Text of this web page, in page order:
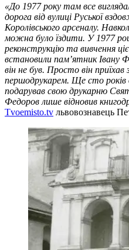
«До 1977 року там все
дорога від вулиці Руської
Королівського арсеналу.
можна було їздити. У 1977
реконструкцію та вивчення
встановили пам’ятник Івану
він не був. Просто він
першодрукарем. Ще сто
подарував свою друкарню
Федоров лише відновив
Tvoemisto.tv львовознавець